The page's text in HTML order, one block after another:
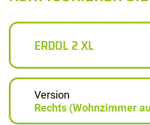
ERDOL 2 XL
Version
Rechts (Wohnzimmer